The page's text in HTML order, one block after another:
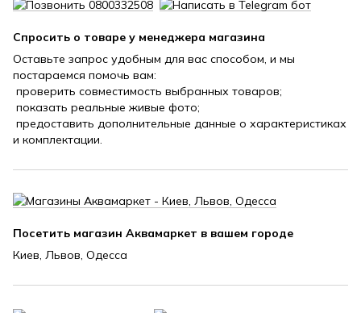
Спросить о товаре у менеджера магазина
Оставьте запрос удобным для вас способом, и мы
постараемся помочь вам:
проверить совместимость выбранных товаров;
показать реальные живые фото;
предоставить дополнительные данные о характеристиках
и комплектации.
Посетить магазин Аквамаркет в вашем городе
Киев, Львов, Одесса